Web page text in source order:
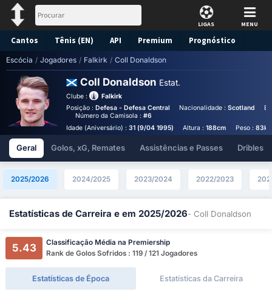
LIGAS MENU
Cantos Tênis (EN) API Premium Prognóstico
Escócia / Jogadores / Falkirk / Coll Donaldson
Coll Donaldson Estat.
Clube :
Falkirk
Posição : Defesa - Defesa Central Nacionalidade :Scotland
Número da Camisola :#6
Idade (Aniversário) : 31 (9/04 1995) Altura :188cm Peso : 83kg
Geral Golos, xG, Remates Assistências e Passes Dribles
2025/2026 2024/2025 2023/2024 2022/2023
Estatísticas de Carreira e em 2025/2026- Coll Donaldson
5.43
Classificação Média na Premiership
Rank de Golos Sofridos : 119 / 121 Jogadores
Estatísticas de Época Estatísticas da Carreira